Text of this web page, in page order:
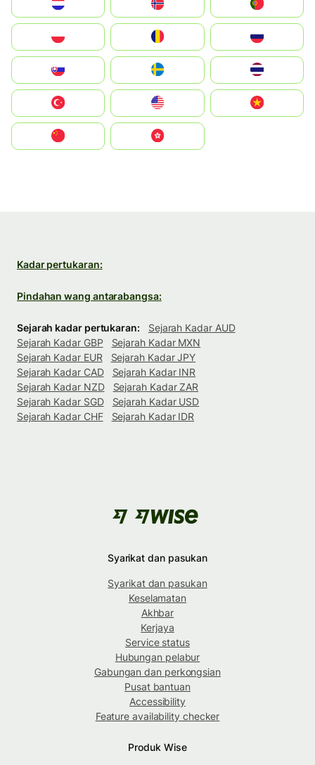
United States
中國香港特別行政區
Kadar pertukaran:
Pindahan wang antarabangsa:
Sejarah kadar pertukaran:
Sejarah Kadar AUD
Sejarah Kadar GBP
Sejarah Kadar MXN
Sejarah Kadar EUR
Sejarah Kadar JPY
Sejarah Kadar CAD
Sejarah Kadar INR
Sejarah Kadar NZD
Sejarah Kadar ZAR
Sejarah Kadar SGD
Sejarah Kadar USD
Sejarah Kadar CHF
Sejarah Kadar IDR
Syarikat dan pasukan
Syarikat dan pasukan
Keselamatan
Akhbar
Kerjaya
Service status
Hubungan pelabur
Gabungan dan perkongsian
Pusat bantuan
Accessibility
Feature availability checker
Produk Wise